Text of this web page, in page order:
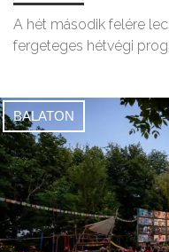
A hét második felére
fergeteges hétvégi
BALATON